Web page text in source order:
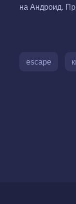
на Андроид.
escape